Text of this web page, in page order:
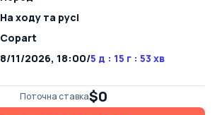
На ​​ходу та русі
Copart
8/11/2026, 18:00/5 д : 15 г : 53 хв
Поточна ставка$0